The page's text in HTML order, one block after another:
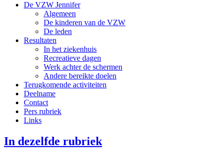
De VZW Jennifer
Algemeen
De kinderen van de VZW
De leden
Resultaten
In het ziekenhuis
Recreatieve dagen
Werk achter de schermen
Andere bereikte doelen
Terugkomende activiteiten
Deelname
Contact
Pers rubriek
Links
In dezelfde rubriek